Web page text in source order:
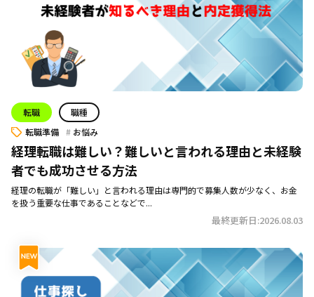
転職
職種
転職準備
お悩み
経理転職は難しい？難しいと言われる理由と未経験
者でも成功させる方法
経理の転職が「難しい」と言われる理由は専門的で募集人数が少なく、お金
を扱う重要な仕事であることなどで...
最終更新日:2026.08.03